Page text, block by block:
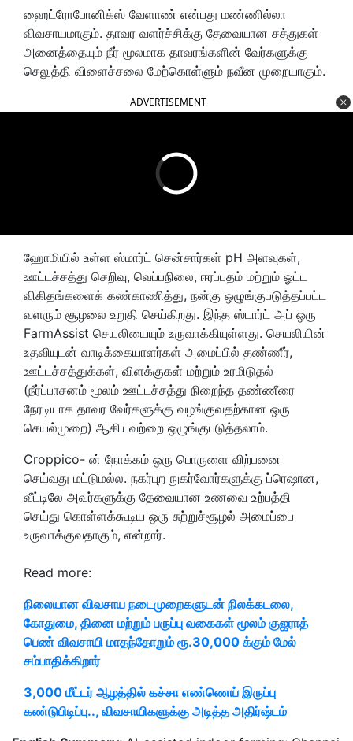
ஹைட்ரோபோனிக்ஸ் வேளாண் என்பது மண்ணில்லா
விவசாயமாகும். தாவர வளர்ச்சிக்கு தேவையான சத்துகள்
அனைத்தையும் நீர் மூலமாக தாவரங்களின் வேர்களுக்கு
செலுத்தி விளைச்சலை மேற்கொள்ளும் நவீன முறையாகும்.
ADVERTISEMENT
ஹோமியில் உள்ள ஸ்மார்ட் சென்சார்கள் pH அளவுகள்,
ஊட்டச்சத்து செறிவு, வெப்பநிலை, ஈரப்பதம் மற்றும் ஓட்ட
விகிதங்களைக் கண்காணித்து, நன்கு ஒழுங்குபடுத்தப்பட்ட
வளரும் சூழலை உறுதி செய்கிறது. இந்த ஸ்டார்ட் அப் ஒரு
FarmAssist செயலியையும் உருவாக்கியுள்ளது. செயலியின்
உதவியுடன் வாடிக்கையாளர்கள் அமைப்பில் தண்ணீர்,
ஊட்டச்சத்துக்கள், விளக்குகள் மற்றும் உரமிடுதல்
(நீர்ப்பாசனம் மூலம் ஊட்டச்சத்து நிறைந்த தண்ணீரை
நேரடியாக தாவர வேர்களுக்கு வழங்குவதற்கான ஒரு
செயல்முறை) ஆகியவற்றை ஒழுங்குபடுத்தலாம்.
Croppico- ன் நோக்கம் ஒரு பொருளை விற்பனை
செய்வது மட்டுமல்ல. நகர்புற நுகர்வோர்களுக்கு ப்ரெஷான,
வீட்டிலே அவர்களுக்கு தேவையான உணவை உற்பத்தி
செய்து கொள்ளக்கூடிய ஒரு சுற்றுச்சூழல் அமைப்பை
உருவாக்குவதாகும், என்றார்.
Read more:
நிலையான விவசாய நடைமுறைகளுடன் நிலக்கடலை,
கோதுமை, தினை மற்றும் பருப்பு வகைகள் மூலம் குஜராத்
பெண் விவசாயி மாதந்தோறும் ரூ.30,000 க்கும் மேல்
சம்பாதிக்கிறார்
3,000 மீட்டர் ஆழத்தில் கச்சா எண்ணெய் இருப்பு
கண்டுபிடிப்பு.., விவசாயிகளுக்கு அடித்த அதிர்ஷ்டம்